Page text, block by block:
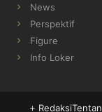
News
Perspektif
Figure
Info Loker
Redaksi